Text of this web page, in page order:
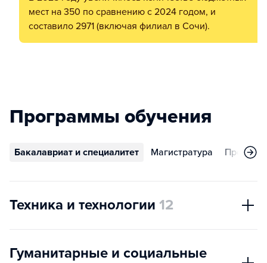
мест на 350 по сравнению с 2024 годом, и
составило 2971 (включая филиал в Сочи).
Программы обучения
Бакалавриат и специалитет Магистратура
Техника и технологии 12
Гуманитарные и социальные